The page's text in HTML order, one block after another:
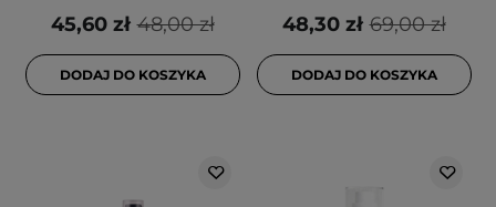
48,00 zł
45,60 zł
DODAJ DO KOSZYKA
69,00 zł
48,30 zł
DODAJ DO KOSZYKA